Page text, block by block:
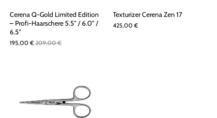
Cerena Q-Gold Limited Edition
– Profi-Haarschere 5.5" / 6.0" /
6.5"
195,00 € 209,00 €
Texturizer Cerena Zen 17
425,00 €